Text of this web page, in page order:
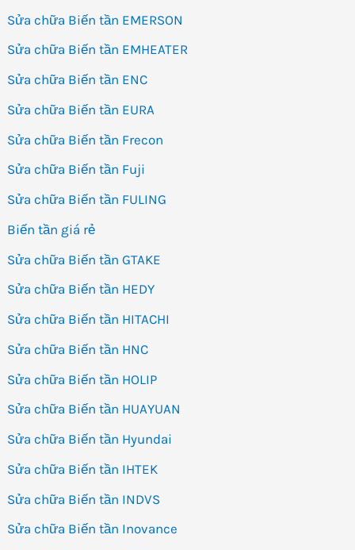
Sửa chữa Biến tần EMERSON
Sửa chữa Biến tần EMHEATER
Sửa chữa Biến tần ENC
Sửa chữa Biến tần EURA
Sửa chữa Biến tần Frecon
Sửa chữa Biến tần Fuji
Sửa chữa Biến tần FULING
Biến tần giá rẻ
Sửa chữa Biến tần GTAKE
Sửa chữa Biến tần HEDY
Sửa chữa Biến tần HITACHI
Sửa chữa Biến tần HNC
Sửa chữa Biến tần HOLIP
Sửa chữa Biến tần HUAYUAN
Sửa chữa Biến tần Hyundai
Sửa chữa Biến tần IHTEK
Sửa chữa Biến tần INDVS
Sửa chữa Biến tần Inovance